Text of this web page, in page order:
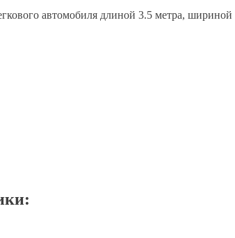
автомобиля длиной 3.5 метра,